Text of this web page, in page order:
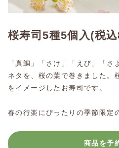
桜寿司5種5個入 (税
「真鯛」「さけ」「えび」「
ネタを、桜の葉で巻きました。
をイメージしたお寿司です。
春の行楽にぴったりの季節限定
商品を予